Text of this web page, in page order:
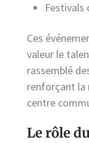
Festivals
Ces
valeur le
rassemblé
renforçant la
centre
Le rôle